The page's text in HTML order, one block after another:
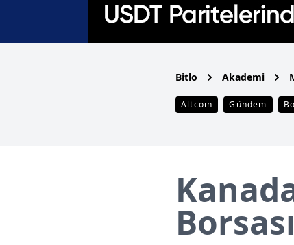
Bitlo Akademi
Altcoin Gündem